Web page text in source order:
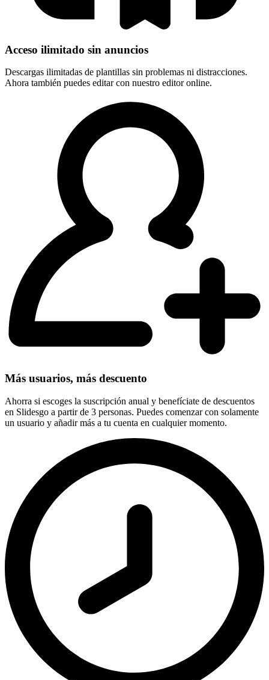
Acceso ilimitado sin anuncios
Descargas ilimitadas de plantillas sin problemas ni distracciones.
Ahora también puedes editar con nuestro editor online.
Más usuarios, más descuento
Ahorra si escoges la suscripción anual y benefíciate de descuentos
en Slidesgo a partir de 3 personas. Puedes comenzar con solamente
un usuario y añadir más a tu cuenta en cualquier momento.